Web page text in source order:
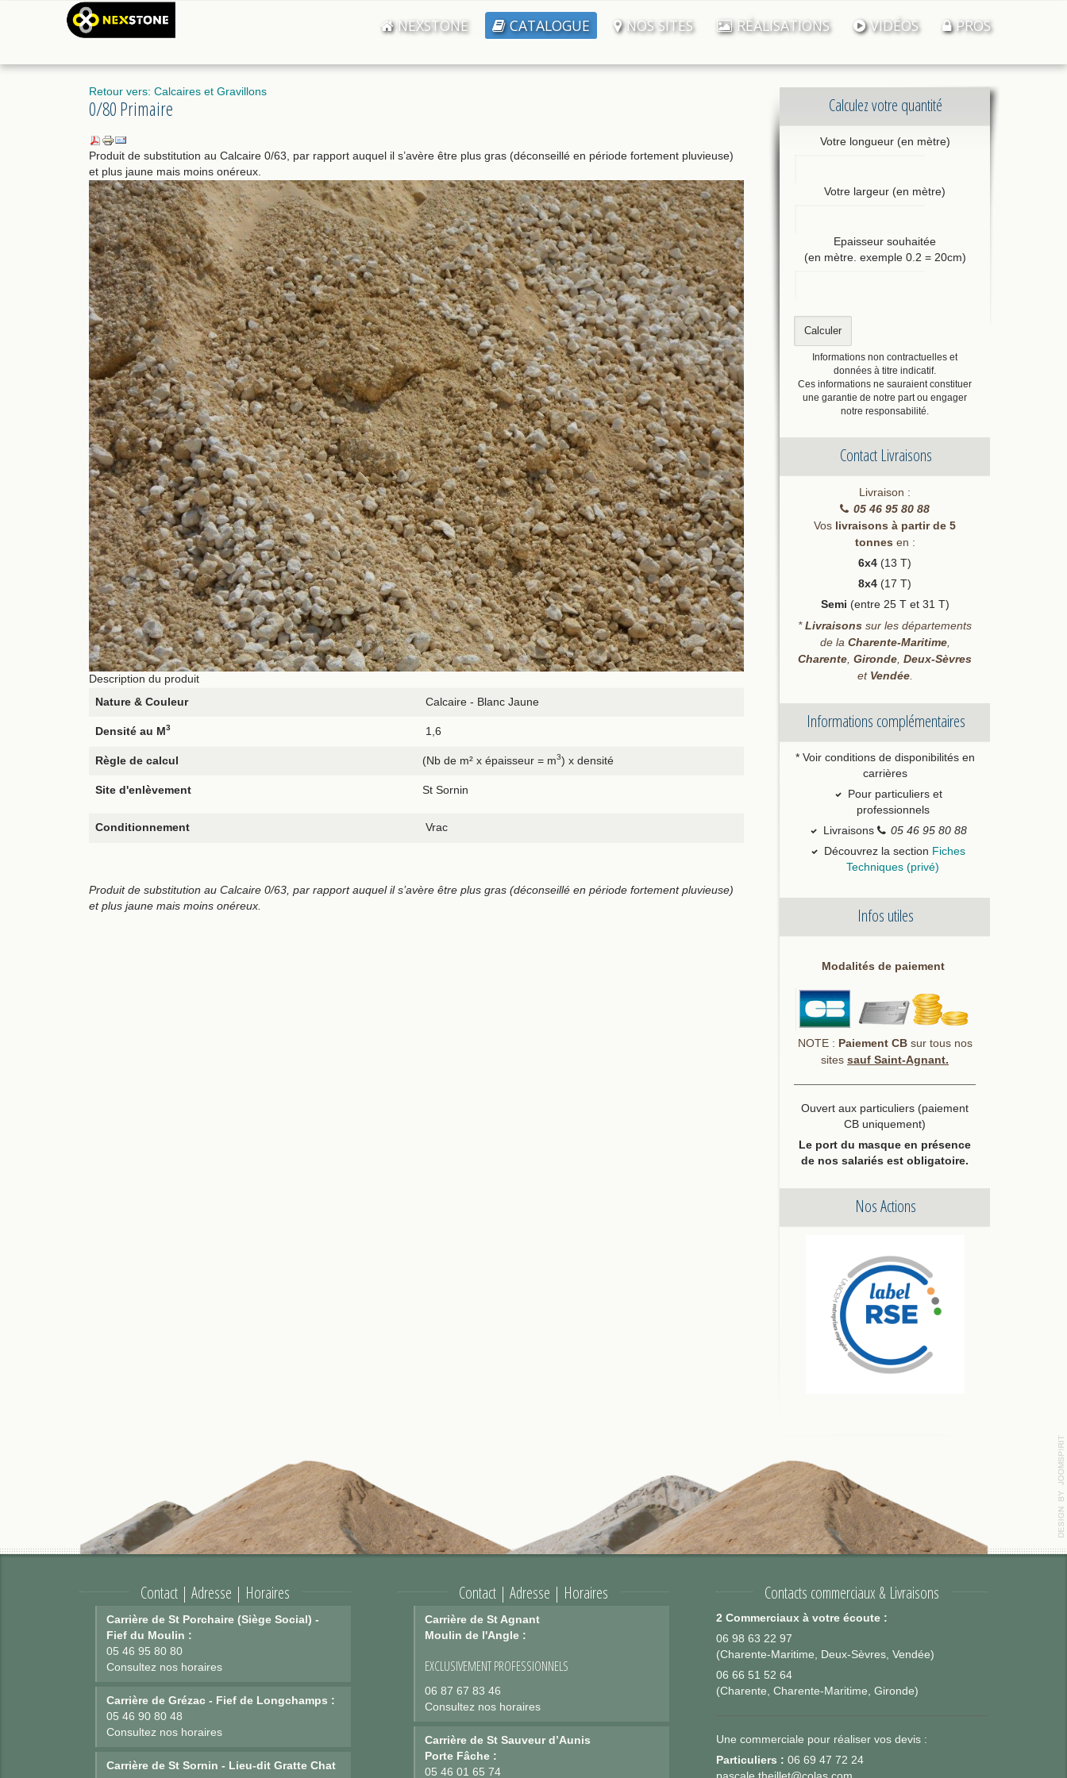
NEXSTONE CATALOGUE NOS SITES RÉALISATIONS VIDÉOS PROS
Retour vers: Calcaires et Gravillons
0/80 Primaire
Produit de substitution au Calcaire 0/63, par rapport auquel il s’avère être plus gras (déconseillé en période fortement pluvieuse)
et plus jaune mais moins onéreux.
Description du produit
Nature & Couleur
Calcaire - Blanc Jaune
Densité au M3 1,6
Règle de calcul (Nb de m² x épaisseur = m3) x densité
Site d'enlèvement St Sornin
Conditionnement Vrac
Produit de substitution au Calcaire 0/63, par rapport auquel il s’avère être plus gras (déconseillé en période fortement pluvieuse)
et plus jaune mais moins onéreux.
Calculez votre quantité
Votre longueur (en mètre)
Votre largeur (en mètre)
Epaisseur souhaitée
(en mètre. exemple 0.2 = 20cm)
Informations non contractuelles et
données à titre indicatif.
Ces informations ne sauraient constituer
une garantie de notre part ou engager
notre responsabilité.
Contact Livraisons
Livraison :
05 46 95 80 88
Vos livraisons à partir de 5
tonnes en :
6x4 (13 T)
8x4 (17 T)
Semi (entre 25 T et 31 T)
*Livraisons sur les départements
de la Charente-Maritime,
Charente Gironde Deux-Sèvres
et Vendée.
Informations complémentaires
* Voir conditions de disponibilités en
carrières
Pour particuliers et
professionnels
Livraisons
05 46 95 80 88
Découvrez la section Fiches
Techniques (privé)
Infos utiles
Modalités de paiement
NOTE : Paiement CBsur tous nos
sites sauf Saint-Agnant.
Ouvert aux particuliers (paiement
CB uniquement)
Le port du masque en présence
de nos salariés est obligatoire.
Nos Actions
Contact | Adresse | Horaires
Carrière de St Porchaire (Siège Social) -
Fief du Moulin :
05 46 95 80 80
Consultez nos horaires
Carrière de Grézac - Fief de Longchamps :
05 46 90 80 48
Consultez nos horaires
Carrière de St Sornin - Lieu-dit Gratte Chat
Contact | Adresse | Horaires
Carrière de St Agnant
Moulin de l'Angle :
EXCLUSIVEMENT PROFESSIONNELS
06 87 67 83 46
Consultez nos horaires
Carrière de St Sauveur d’Aunis
Porte Fâche :
05 46 01 65 74
Contacts commerciaux & Livraisons
2 Commerciaux à votre écoute :
06 98 63 22 97
(Charente-Maritime, Deux-Sèvres, Vendée)
06 66 51 52 64
(Charente, Charente-Maritime, Gironde)
Une commerciale pour réaliser vos devis :
Particuliers : 06 69 47 72 24